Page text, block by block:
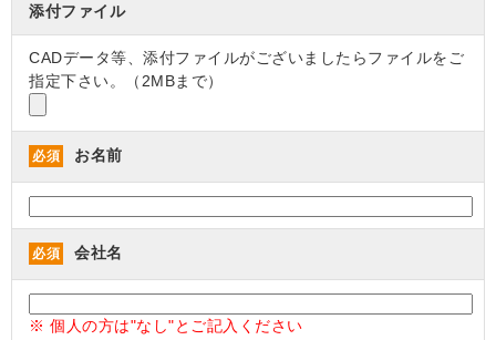
添付ファイル
CADデータ等、添付ファイルがございましたらファイルをご
指定下さい。（2MBまで）
必須 お名前
必須 会社名
※ 個人の方は"なし"とご記入ください